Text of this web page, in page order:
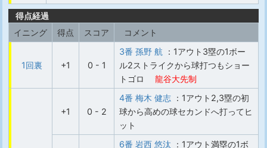
得点経過
イニング
得点 スコア コメント
1回裏 +1 0 - 1
3番 孫野 航 ：1アウト3塁の1ボー
ル2ストライクから球打つもショー
トゴロ
龍谷大先制
+1 0 - 2
4番 梅木 健志 ：1アウト2,3塁の初
球から高めの球セカンドへ打ってヒ
ット
6番 岩西 悠汰 ：1アウト満塁の1ボ